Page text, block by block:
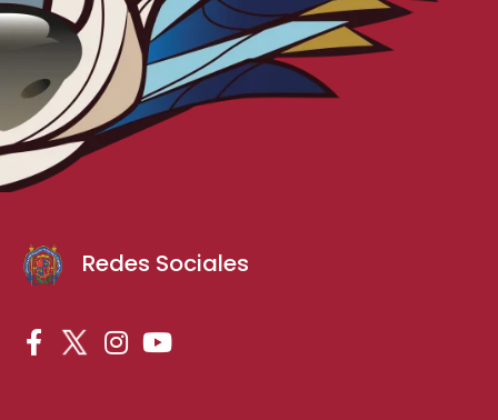
Redes Sociales